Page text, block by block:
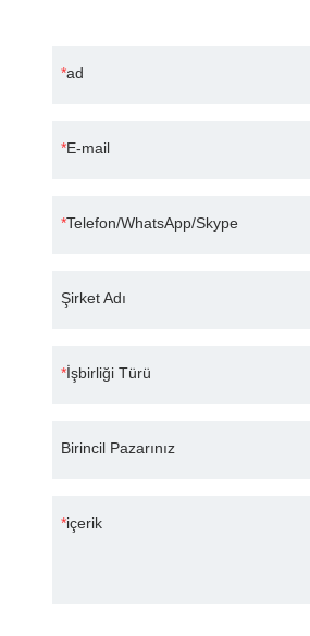
ad
E-mail
Telefon/WhatsApp/Skype
Şirket Adı
İşbirliği Türü
Birincil Pazarınız
içerik